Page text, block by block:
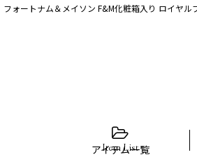
フォートナム＆メイソン F&M化粧箱入り ロイヤ
アイテム一覧